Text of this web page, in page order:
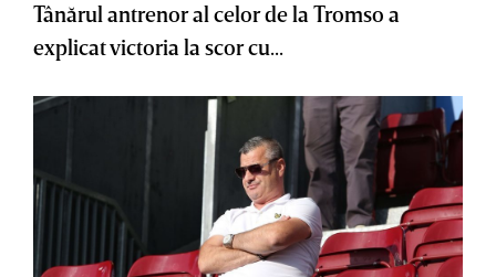
Tânărul antrenor al celor de la Tromso a
explicat victoria la scor cu...